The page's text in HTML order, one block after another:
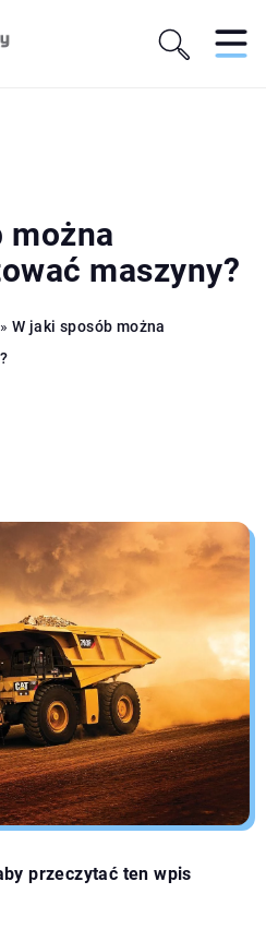
można
maszyny?
»W jaki sposób można
przeczytać ten wpis